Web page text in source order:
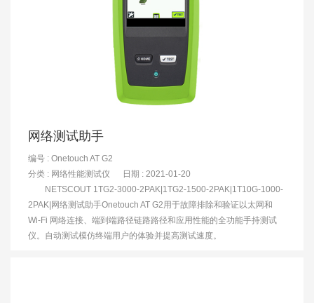
网络测试助手
编号 : Onetouch AT G2
分类 : 网络性能测试仪 日期 : 2021-01-20
NETSCOUT 1TG2-3000-2PAK|1TG2-1500-2PAK|1T10G-1000-
2PAK|网络测试助手Onetouch AT G2用于故障排除和验证以太网和
Wi-Fi 网络连接、端到端路径链路路径和应用性能的全功能手持测试
仪。自动测试模仿终端用户的体验并提高测试速度。